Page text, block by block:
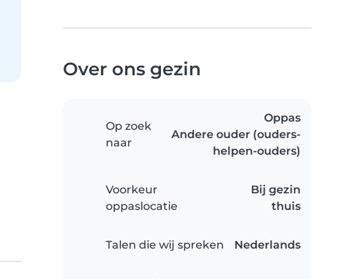
Over ons gezin
Op zoek
naar
Oppas
Andere ouder (ouders-
helpen-ouders)
Voorkeur
oppaslocatie
Bij gezin
thuis
Talen die wij spreken Nederlands